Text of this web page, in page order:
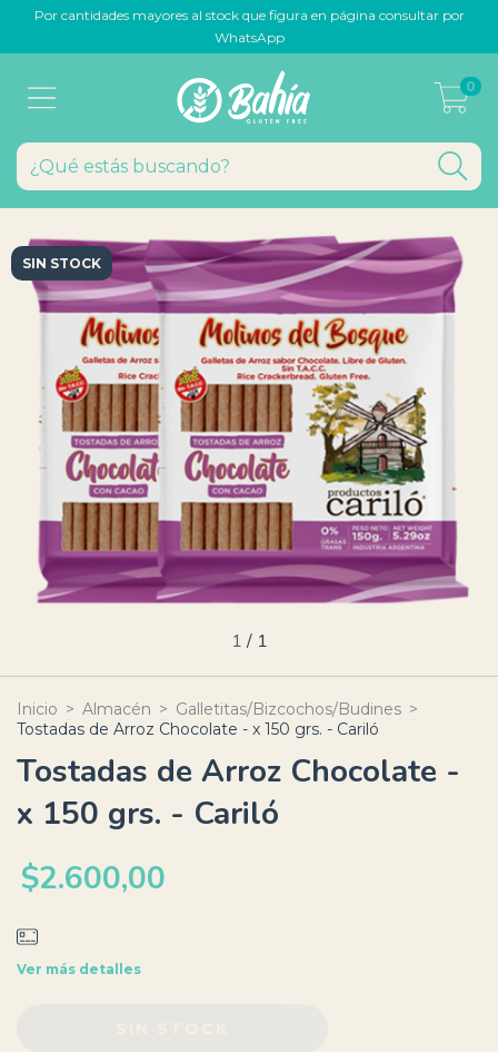
Por cantidades mayores al stock que figura en página consultar por
WhatsApp
0
SIN STOCK
1 / 1
Inicio > Almacén > Galletitas/Bizcochos/Budines >
Tostadas de Arroz Chocolate - x 150 grs. - Cariló
Tostadas de Arroz Chocolate -
x 150 grs. - Cariló
$2.600,00
Ver más detalles